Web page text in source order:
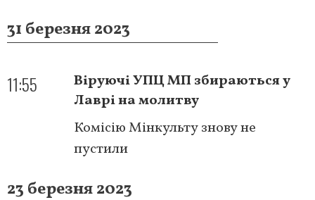
31 березня 2023
11:55
Віруючі УПЦ МП збираються у
Лаврі на молитву
Комісію Мінкульту знову не
пустили
23 березня 2023